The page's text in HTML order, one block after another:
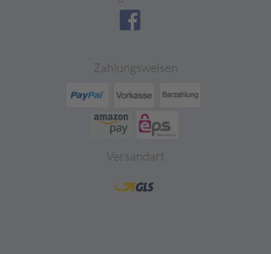
Zahlungsweisen
Versandart